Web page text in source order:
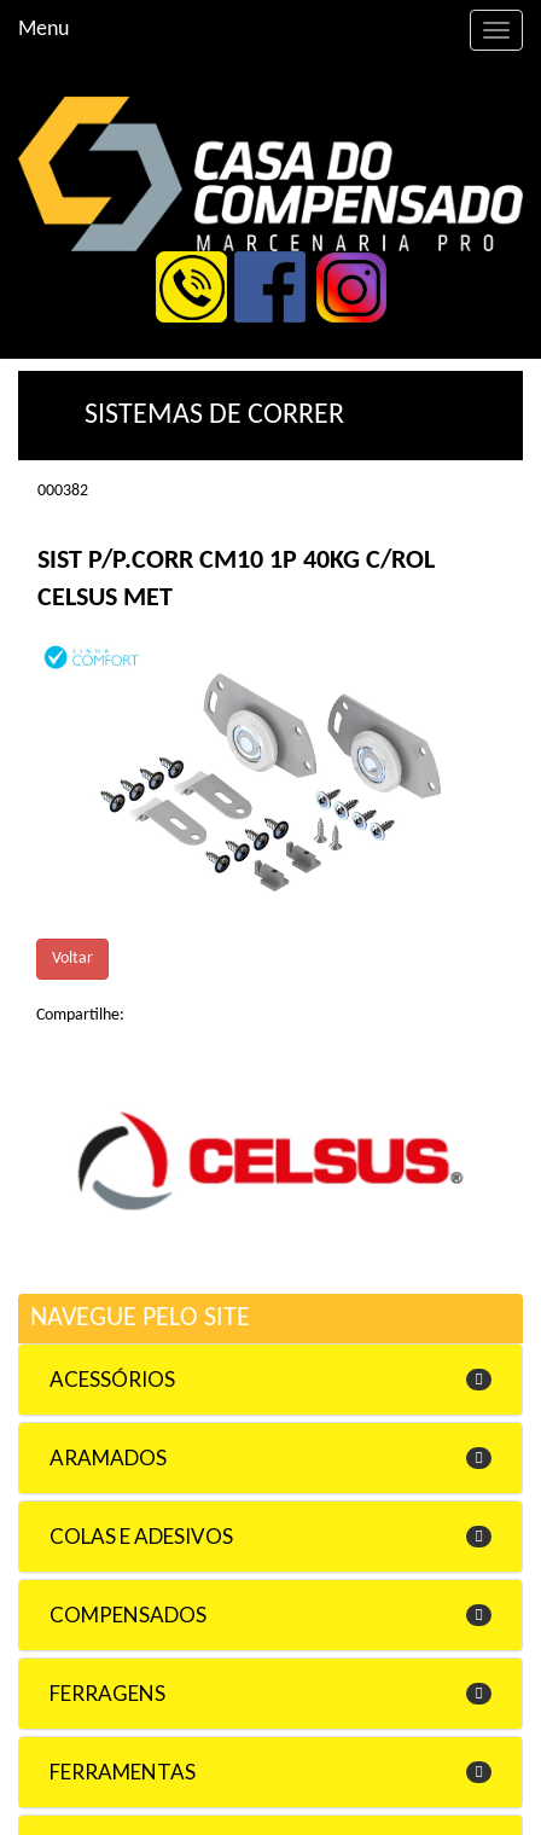
Toggle
Menu
SISTEMAS DE CORRER
000382
SIST P/P.CORR CM10 1P 40KG C/ROL
CELSUS MET
Voltar
Compartilhe:
NAVEGUE PELO SITE
ACESSÓRIOS
ARAMADOS
COLAS E ADESIVOS
COMPENSADOS
FERRAGENS
FERRAMENTAS